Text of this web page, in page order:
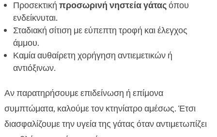
Προσεκτική προσωρινή νηστεία γάταςόπου
ενδείκνυται.
Σταδιακή σίτιση με εύπεπτη τροφή και έλεγχος
άμμου.
Καμία αυθαίρετη χορήγηση αντιεμετικών ή
αντιόξινων.
Αν παρατηρήσουμε επιδείνωση ή επίμονα
συμπτώματα, καλούμε τον κτηνίατρο αμέσως. Έτσι
διασφαλίζουμε την υγεία της γάτας όταν αντιμετωπίζει